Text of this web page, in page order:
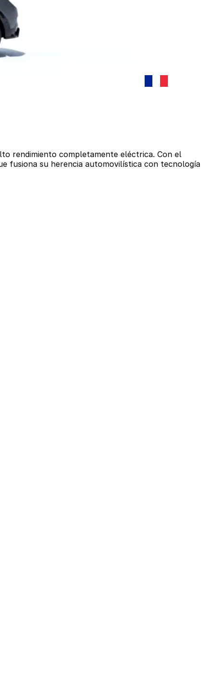
rendimiento completamente eléctrica. Con el
fusiona su herencia automovilística con tecnología